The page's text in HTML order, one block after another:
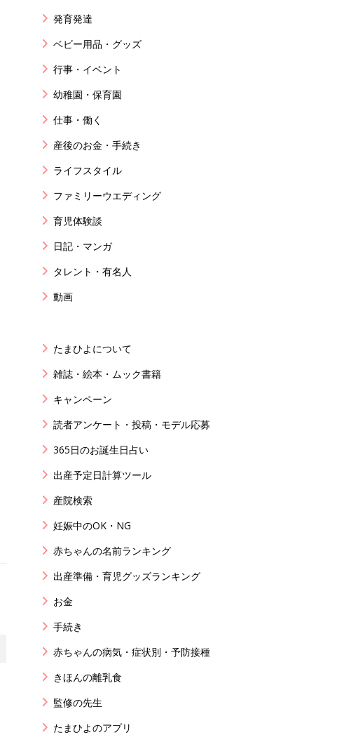
発育発達
ベビー用品・グッズ
行事・イベント
幼稚園・保育園
仕事・働く
産後のお金・手続き
ライフスタイル
ファミリーウエディング
育児体験談
日記・マンガ
タレント・有名人
動画
たまひよについて
雑誌・絵本・ムック書籍
キャンペーン
読者アンケート・投稿・モデル応募
365日のお誕生日占い
出産予定日計算ツール
産院検索
妊娠中のOK・NG
赤ちゃんの名前ランキング
出産準備・育児グッズランキング
お金
手続き
赤ちゃんの病気・症状別・予防接種
きほんの離乳食
監修の先生
たまひよのアプリ